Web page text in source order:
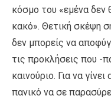
κόσμο του «εμένα δεν
κακό». Θετική σκέψη
δεν μπορείς να
τις προκλήσεις που -
καινούριο. Για να
πανικό να σε